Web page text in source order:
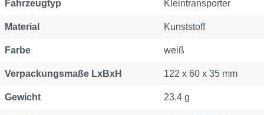
Fahrzeugtyp Kleintransporter
Material Kunststoff
Farbe weiß
Verpackungsmaße LxBxH 122 x 60 x 35 mm
Gewicht 23.4 g